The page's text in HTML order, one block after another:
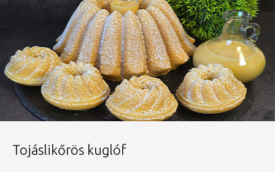
Tojáslikőrös kuglóf